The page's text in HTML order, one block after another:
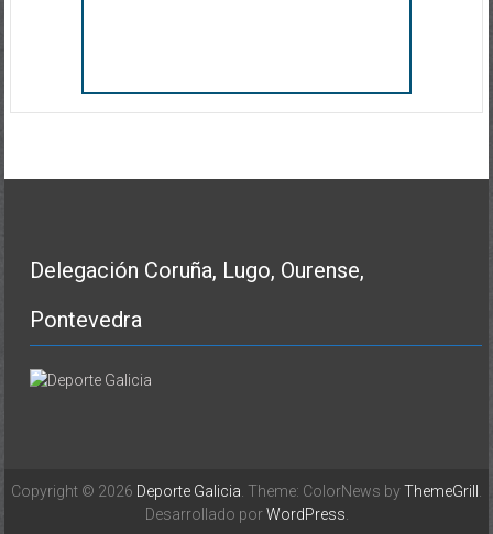
Delegación Coruña, Lugo, Ourense,
Pontevedra
Copyright © 2026 Deporte Galicia . Theme: ColorNews byThemeGrill
Desarrollado porWordPress